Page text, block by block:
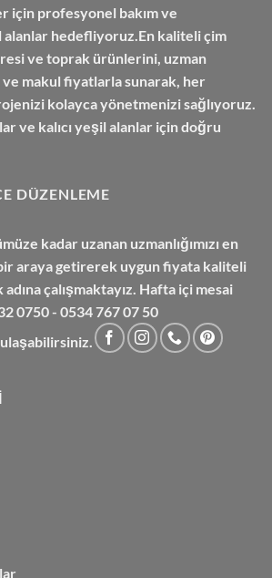
için profesyonel bakım ve
hedefliyoruz.En kaliteli çim
ve toprak ürünlerini, uzman
ve makul fiyatlarlasunarak, her
kolayca yönetmenizi sağlıyoruz.
ve kalıcı yeşil alanlar için doğru
DÜZENLEME
kadar uzanan uzmanlığımızı en
araya getirerek uygun fiyata kaliteli
çalışmaktayız. Hafta içi mesai
0750 - 0534 767 07 50
ulaşabilirsiniz.